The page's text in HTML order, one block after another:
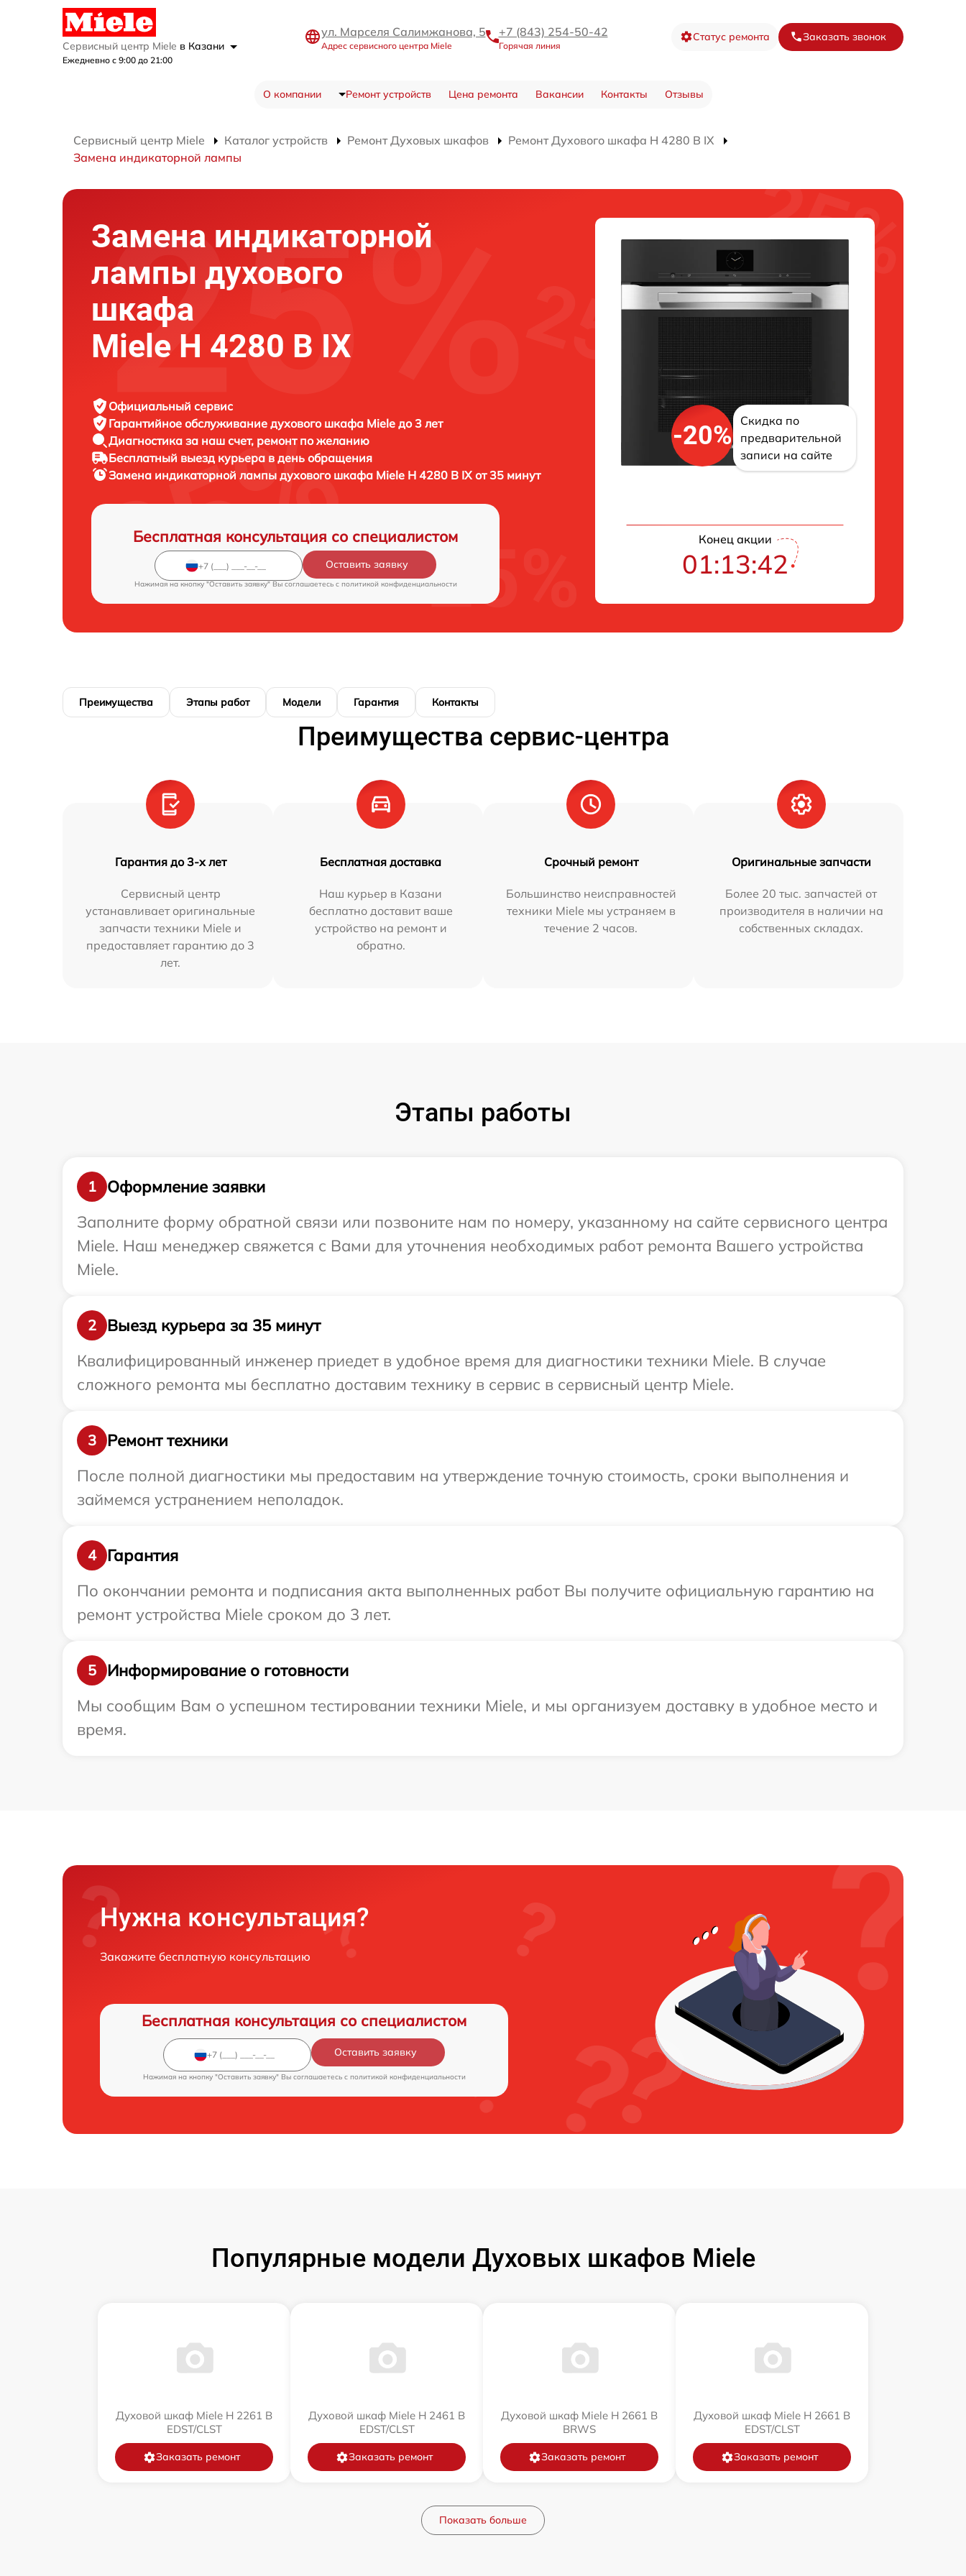
Сервисный центр Miele в Казани
Ежедневно с 9:00 до 21:00
ул. Марселя Салимжанова, 5
Адрес сервисного центра Miele
+7 (843) 254-50-42
Горячая линия
Статус ремонта Заказать звонок
О компании Ремонт устройств Цена ремонта Вакансии Контакты Отзывы
Сервисный центр Miele Каталог устройств Ремонт Духовых шкафов
Ремонт Духового шкафа H 4280 B IX
Замена индикаторной лампы
Замена индикаторной
лампы духового
шкафа
Miele H 4280 B IX
Официальный сервис
Гарантийное обслуживание духового шкафа Miele до 3 лет
Диагностика за наш счет, ремонт по желанию
Бесплатный выезд курьера в день обращения
Замена индикаторной лампы духового шкафа Miele H 4280 B IX от 35 минут
Бесплатная консультация со специалистом
Оставить заявку
Нажимая на кнопку "Оставить заявку" Вы соглашаетесь c политикой конфиденциальности
-20%
Скидка по
предварительной
записи на сайте
Конец акции
01:13:41
Преимущества Этапы работ Модели Гарантия Контакты
Преимущества сервис-центра
Гарантия до 3-х лет
Сервисный центр
устанавливает оригинальные
запчасти техники Miele и
предоставляет гарантию до 3
лет.
Бесплатная доставка
Наш курьер в Казани
бесплатно доставит ваше
устройство на ремонт и
обратно.
Срочный ремонт
Большинство неисправностей
техники Miele мы устраняем в
течение 2 часов.
Оригинальные запчасти
Более 20 тыс. запчастей от
производителя в наличии на
собственных складах.
Этапы работы
1
Оформление заявки
Заполните форму обратной связи или позвоните нам по номеру, указанному на сайте сервисного центра
Miele. Наш менеджер свяжется с Вами для уточнения необходимых работ ремонта Вашего устройства
Miele.
2
Выезд курьера за 35 минут
Квалифицированный инженер приедет в удобное время для диагностики техники Miele. В случае
сложного ремонта мы бесплатно доставим технику в сервис в сервисный центр Miele.
3
Ремонт техники
После полной диагностики мы предоставим на утверждение точную стоимость, сроки выполнения и
займемся устранением неполадок.
4
Гарантия
По окончании ремонта и подписания акта выполненных работ Вы получите официальную гарантию на
ремонт устройства Miele сроком до 3 лет.
5
Информирование о готовности
Мы сообщим Вам о успешном тестировании техники Miele, и мы организуем доставку в удобное место и
время.
Нужна консультация?
Закажите бесплатную консультацию
Бесплатная консультация со специалистом
Оставить заявку
Нажимая на кнопку "Оставить заявку" Вы соглашаетесь c политикой конфиденциальности
Популярные модели Духовых шкафов Miele
Духовой шкаф Miele H 2261 B
EDST/CLST
Заказать ремонт
Духовой шкаф Miele H 2461 B
EDST/CLST
Заказать ремонт
Духовой шкаф Miele H 2661 B
BRWS
Заказать ремонт
Духовой шкаф Miele H 2661 B
EDST/CLST
Заказать ремонт
Показать больше